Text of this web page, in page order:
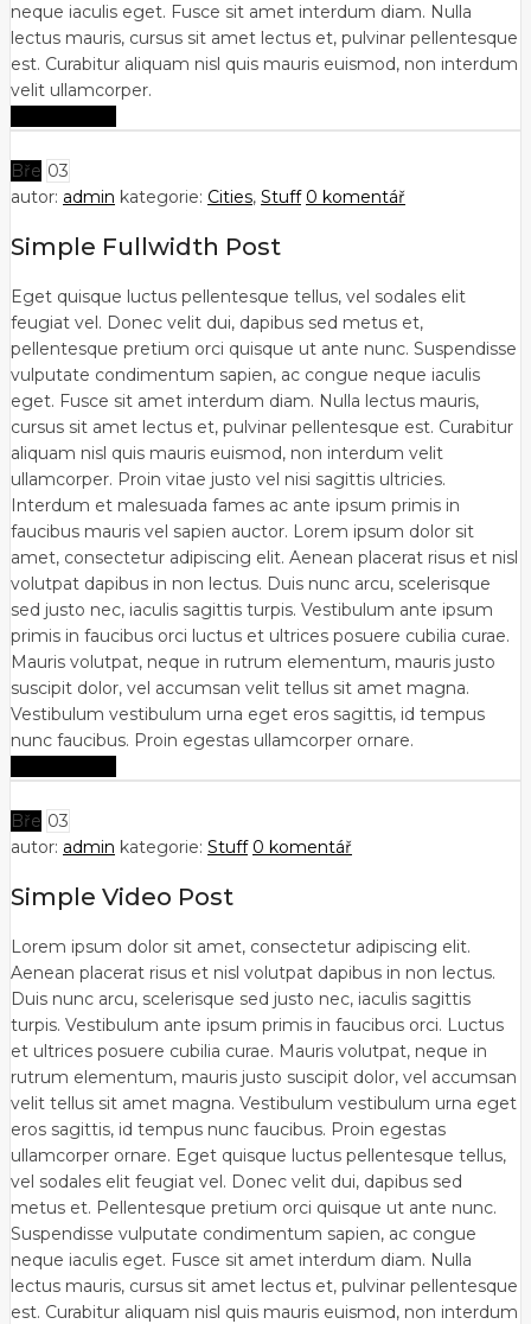
neque iaculis eget. Fusce sit amet interdum diam. Nulla
lectus mauris, cursus sit amet lectus et, pulvinar pellentesque
est. Curabitur aliquam nisl quis mauris euismod, non interdum
velit ullamcorper.
Bře 03
autor: admin kategorie: Cities, Stuff 0 komentář
Simple Fullwidth Post
Eget quisque luctus pellentesque tellus, vel sodales elit
feugiat vel. Donec velit dui, dapibus sed metus et,
pellentesque pretium orci quisque ut ante nunc. Suspendisse
vulputate condimentum sapien, ac congue neque iaculis
eget. Fusce sit amet interdum diam. Nulla lectus mauris,
cursus sit amet lectus et, pulvinar pellentesque est. Curabitur
aliquam nisl quis mauris euismod, non interdum velit
ullamcorper. Proin vitae justo vel nisi sagittis ultricies.
Interdum et malesuada fames ac ante ipsum primis in
faucibus mauris vel sapien auctor. Lorem ipsum dolor sit
amet, consectetur adipiscing elit. Aenean placerat risus et nisl
volutpat dapibus in non lectus. Duis nunc arcu, scelerisque
sed justo nec, iaculis sagittis turpis. Vestibulum ante ipsum
primis in faucibus orci luctus et ultrices posuere cubilia curae.
Mauris volutpat, neque in rutrum elementum, mauris justo
suscipit dolor, vel accumsan velit tellus sit amet magna.
Vestibulum vestibulum urna eget eros sagittis, id tempus
nunc faucibus. Proin egestas ullamcorper ornare.
Bře 03
autor: admin kategorie: Stuff 0 komentář
Simple Video Post
Lorem ipsum dolor sit amet, consectetur adipiscing elit.
Aenean placerat risus et nisl volutpat dapibus in non lectus.
Duis nunc arcu, scelerisque sed justo nec, iaculis sagittis
turpis. Vestibulum ante ipsum primis in faucibus orci. Luctus
et ultrices posuere cubilia curae. Mauris volutpat, neque in
rutrum elementum, mauris justo suscipit dolor, vel accumsan
velit tellus sit amet magna. Vestibulum vestibulum urna eget
eros sagittis, id tempus nunc faucibus. Proin egestas
ullamcorper ornare. Eget quisque luctus pellentesque tellus,
vel sodales elit feugiat vel. Donec velit dui, dapibus sed
metus et. Pellentesque pretium orci quisque ut ante nunc.
Suspendisse vulputate condimentum sapien, ac congue
neque iaculis eget. Fusce sit amet interdum diam. Nulla
lectus mauris, cursus sit amet lectus et, pulvinar pellentesque
est. Curabitur aliquam nisl quis mauris euismod, non interdum